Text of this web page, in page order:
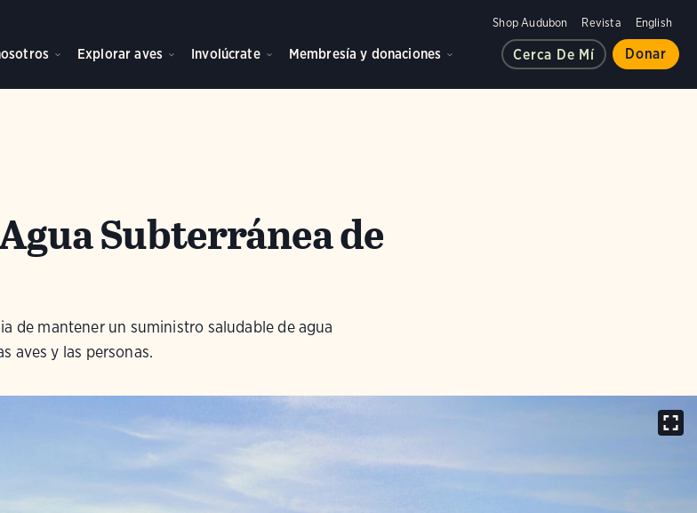
Shop Audubon Revista English
Explorar aves Involúcrate Membresía y donaciones Cerca De Mí Donar
Subterránea de
de mantener un suministro saludable de agua
aves y las personas.